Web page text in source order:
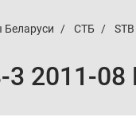
Беларуси СТБ
3 2011-08